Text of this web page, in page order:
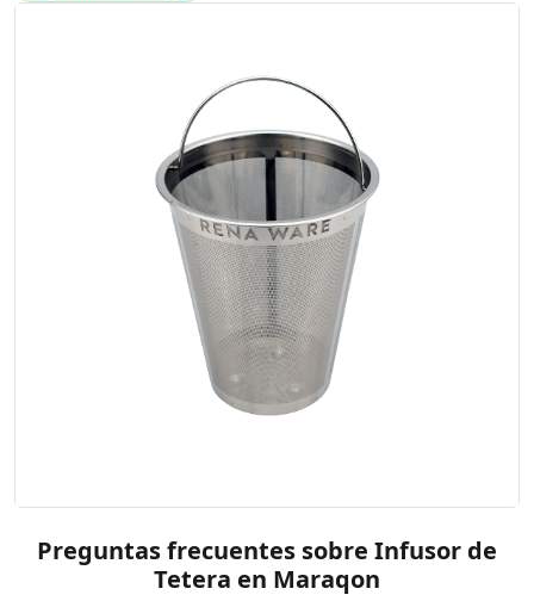
Preguntas frecuentes sobre Infusor de
Tetera en Maraqon